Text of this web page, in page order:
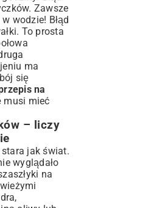
Zawsze
wodzie! Błąd
To prosta
ma
się
na
musi mieć
– liczy
jak świat.
wyglądało
na